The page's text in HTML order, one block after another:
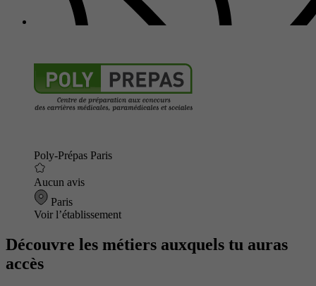
Poly-Prépas Paris
Aucun avis
Paris
Voir l’établissement
Découvre les métiers auxquels tu auras
accès